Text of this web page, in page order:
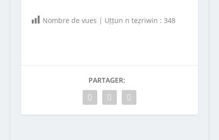
Nombre de vues | Uṭṭun n teẓriwin : 348
PARTAGER: